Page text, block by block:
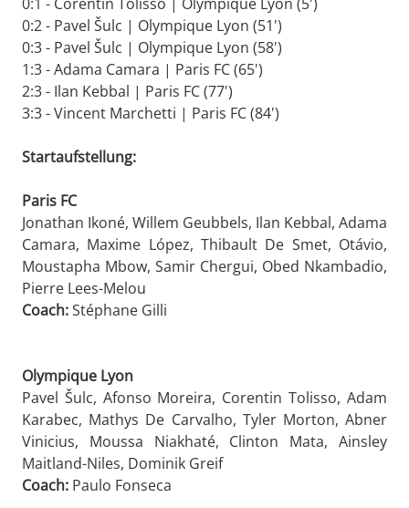
0:2 - Pavel Šulc | Olympique Lyon (51')
0:3 - Pavel Šulc | Olympique Lyon (58')
1:3 - Adama Camara | Paris FC (65')
2:3 - Ilan Kebbal | Paris FC (77')
3:3 - Vincent Marchetti | Paris FC (84')
Startaufstellung:
Paris FC
Jonathan Ikoné, Willem Geubbels, Ilan Kebbal, Adama
Camara, Maxime López, Thibault De Smet, Otávio,
Moustapha Mbow, Samir Chergui, Obed Nkambadio,
Pierre Lees-Melou
Coach:Stéphane Gilli
Olympique Lyon
Pavel Šulc, Afonso Moreira, Corentin Tolisso, Adam
Karabec, Mathys De Carvalho, Tyler Morton, Abner
Vinicius, Moussa Niakhaté, Clinton Mata, Ainsley
Maitland-Niles, Dominik Greif
Coach: Paulo Fonseca